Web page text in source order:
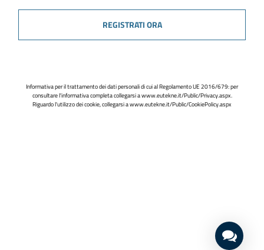
REGISTRATI ORA
Informativa per il trattamento dei dati personali di cui al Regolamento UE 2016/679: per
consultare l'informativa completa collegarsi awww.eutekne.it/Public/Privacy.aspx.
Riguardo l'utilizzo dei cookie, collegarsi awww.eutekne.it/Public/CookiePolicy.aspx